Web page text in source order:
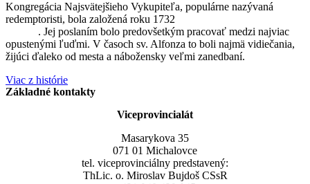
Kongregácia Najsvätejšieho Vykupiteľa, populárne nazývaná
redemptoristi, bola založená roku 1732
. Jej poslaním bolo predovšetkým pracovať medzi najviac
opustenými ľuďmi. V časoch sv. Alfonza to boli najmä vidiečania,
žijúci ďaleko od mesta a nábožensky veľmi zanedbaní.
Viac z histórie
Základné kontakty
Viceprovincialát
Masarykova 35
071 01 Michalovce
tel. viceprovinciálny predstavený:
ThLic. o. Miroslav Bujdoš CSsR